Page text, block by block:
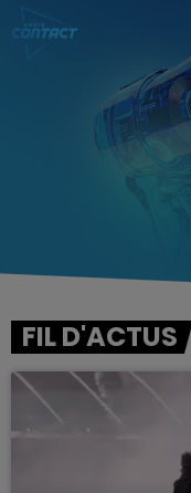
FIL D'ACTUS